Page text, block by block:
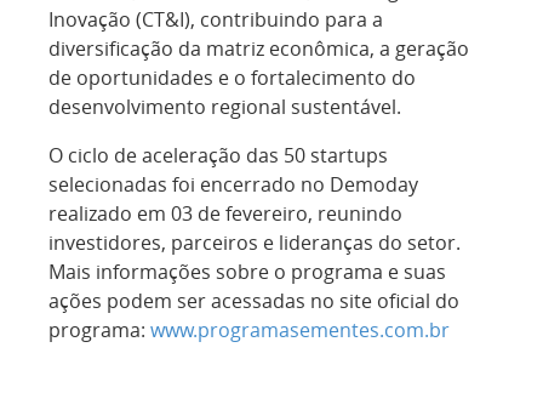
Inovação (CT&I), contribuindo para a
diversificação da matriz econômica, a geração
de oportunidades e o fortalecimento do
desenvolvimento regional sustentável.
O ciclo de aceleração das 50 startups
selecionadas foi encerrado no Demoday
realizado em 03 de fevereiro, reunindo
investidores, parceiros e lideranças do setor.
Mais informações sobre o programa e suas
ações podem ser acessadas no site oficial do
programa: www.programasementes.com.br